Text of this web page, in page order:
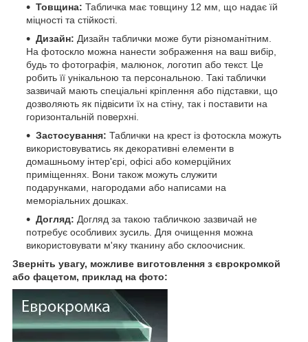
Товщина: Табличка має товщину 12 мм, що надає їй
міцності та стійкості.
Дизайн: Дизайн таблички може бути різноманітним.
На фотоскло можна нанести зображення на ваш вибір,
будь то фотографія, малюнок, логотип або текст. Це
робить її унікальною та персональною. Такі таблички
зазвичай мають спеціальні кріплення або підставки, що
дозволяють як підвісити їх на стіну, так і поставити на
горизонтальній поверхні.
Застосування: Таблички на крест із фотоскла можуть
використовуватись як декоративні елементи в
домашньому інтер'єрі, офісі або комерційних
приміщеннях. Вони також можуть служити
подарунками, нагородами або написами на
меморіальних дошках.
Догляд: Догляд за такою табличкою зазвичай не
потребує особливих зусиль. Для очищення можна
використовувати м'яку тканину або склоочисник.
Зверніть увагу, можливе виготовлення з єврокромкой
або фацетом, приклад на фото: